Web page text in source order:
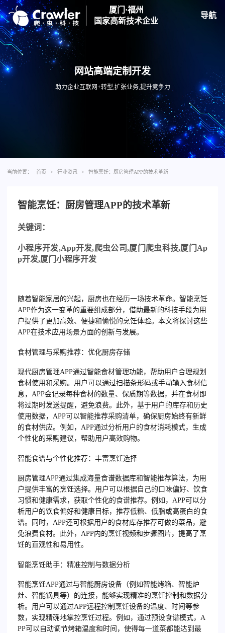
厦门·福州
国家高新技术企业
导航
网站高端定制开发
助力企业互联网+转型,扩张业务,提升竞争力
当前位置： 首页 > 行业资讯 > 智能烹饪：厨房管理APP的技术革新
智能烹饪：厨房管理APP的技术革新
关键词：
小程序开发,App开发,爬虫公司,厦门爬虫科技,厦门 Ap
p开发,厦门小程序开发
随着智能家居的兴起，厨房也在经历一场技术革命。智能烹饪
APP作为这一变革的重要组成部分，借助最新的科技手段为用
户提供了更加高效、便捷和愉悦的烹饪体验。本文将探讨这些
APP在技术应用场景方面的创新与发展。
食材管理与采购推荐：优化厨房存储
现代厨房管理APP通过智能食材管理功能，帮助用户合理规划
食材使用和采购。用户可以通过扫描条形码或手动输入食材信
息，APP会记录每种食材的数量、保质期等数据，并在食材即
将过期时发送提醒，避免浪费。此外，基于用户的库存和历史
使用数据，APP可以智能推荐采购清单，确保厨房始终有新鲜
的食材供应。例如，APP通过分析用户的食材消耗模式，生成
个性化的采购建议，帮助用户高效购物。
智能食谱与个性化推荐：丰富烹饪选择
厨房管理APP通过集成海量食谱数据库和智能推荐算法，为用
户提供丰富的烹饪选择。用户可以根据自己的口味偏好、饮食
习惯和健康需求，获取个性化的食谱推荐。例如，APP可以分
析用户的饮食偏好和健康目标，推荐低糖、低脂或高蛋白的食
谱。同时，APP还可根据用户的食材库存推荐可做的菜品，避
免浪费食材。此外，APP内的烹饪视频和步骤图片，提高了烹
饪的直观性和易用性。
智能烹饪助手：精准控制与数据分析
智能烹饪APP通过与智能厨房设备（例如智能烤箱、智能炉
灶、智能锅具等）的连接，能够实现精准的烹饪控制和数据分
析。用户可以通过APP远程控制烹饪设备的温度、时间等参
数，实现精确地掌控烹饪过程。例如，通过预设食谱模式，A
PP可以自动调节烤箱温度和时间，使得每一道菜都能达到最